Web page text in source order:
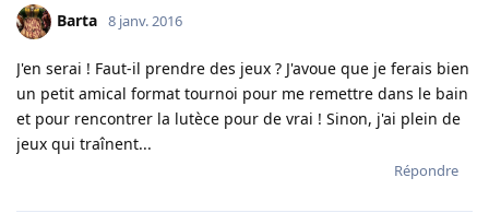
Barta 8 janv. 2016
J'en serai ! Faut-il prendre des jeux ? J'avoue que je ferais bien
un petit amical format tournoi pour me remettre dans le bain
et pour rencontrer la lutèce pour de vrai ! Sinon, j'ai plein de
jeux qui traînent...
Répondre